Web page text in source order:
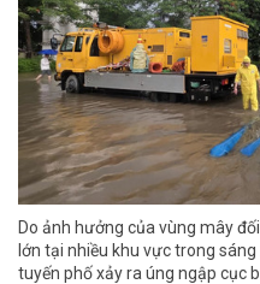
Do ảnh hưởng của vùng mây
lớn tại nhiều khu vực trong
tuyến phố xảy ra úng ngập cục